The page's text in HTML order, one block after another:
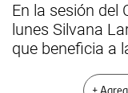
En la sesión del
lunes Silvana
que beneficia a
+